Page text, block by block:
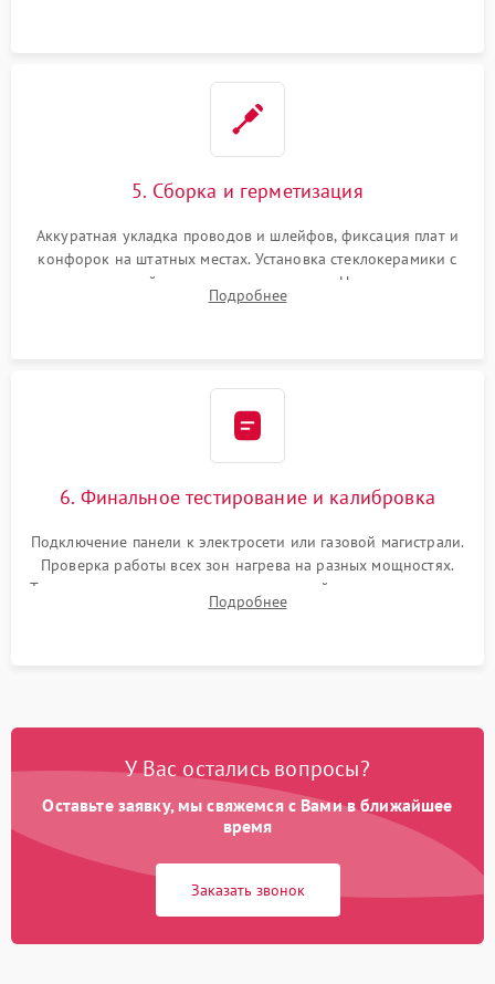
5. Сборка и герметизация
Аккуратная укладка проводов и шлейфов, фиксация плат и
конфорок на штатных местах. Установка стеклокерамики с
проверкой равномерности зазоров. Нанесение
термостойкого герметика или укладка уплотнительной
Подробнее
6. Финальное тестирование и калибровка
Подключение панели к электросети или газовой магистрали.
Проверка работы всех зон нагрева на разных мощностях.
Тестирование сенсорного управления, таймера, индикаторов
остаточного тепла и систем защиты от перегрева.
Подробнее
У Вас остались вопросы?
Оставьте заявку, мы свяжемся с Вами в ближайшее
время
Заказать звонок